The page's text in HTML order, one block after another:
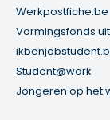
Werkpostfiche.be
Vormingsfonds
Student@work
Jongeren op het